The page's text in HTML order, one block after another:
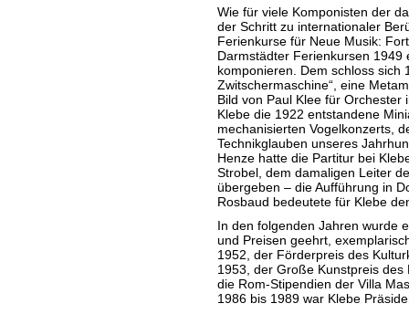
Wie für viele Komponisten der
der Schritt zu internationaler
Ferienkurse für Neue Musik:
Darmstädter Ferienkursen 1949
komponieren. Dem schloss sich
Zwitschermaschine“, eine
Bild von Paul Klee für Orchester
Klebe die 1922 entstandene
mechanisierten Vogelkonzerts,
Technikglauben unseres
Henze hatte die Partitur bei
Strobel, dem damaligen Leiter
übergeben – die Aufführung in
Rosbaud bedeutete für Klebe
In den folgenden Jahren wurde
und Preisen geehrt,
1952, der Förderpreis des
1953, der Große Kunstpreis
die Rom-Stipendien der Villa
1986 bis 1989 war Klebe